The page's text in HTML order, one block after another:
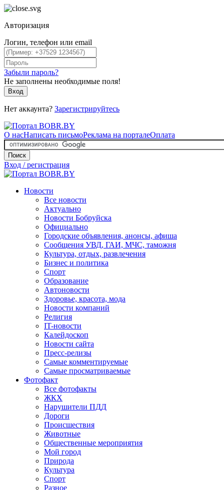
Авторизация
Логин, телефон или email
Забыли пароль?
Не заполнены необходимые поля!
Вход
Нет аккаунта? Зарегистрируйтесь
О насНаписать письмоРеклама на порталеОплата
Поиск
Вход / регистрация
Новости
Все новости
Актуально
Новости Бобруйска
Официально
Городские объявления, анонсы, афиша
Сообщения УВД, ГАИ, МЧС, таможня
Культура, отдых, развлечения
Бизнес и политика
Спорт
Образование
Автоновости
Здоровье, красота, мода
Новости компаний
Религия
IT-новости
Калейдоскоп
Новости сайта
Пресс-релизы
Самые комментируемые
Самые просматриваемые
Фотофакт
Все фотофакты
ЖКХ
Нарушители ПДД
Дороги
Происшествия
Животные
Общественные мероприятия
Мой город
Природа
Культура
Спорт
Разное